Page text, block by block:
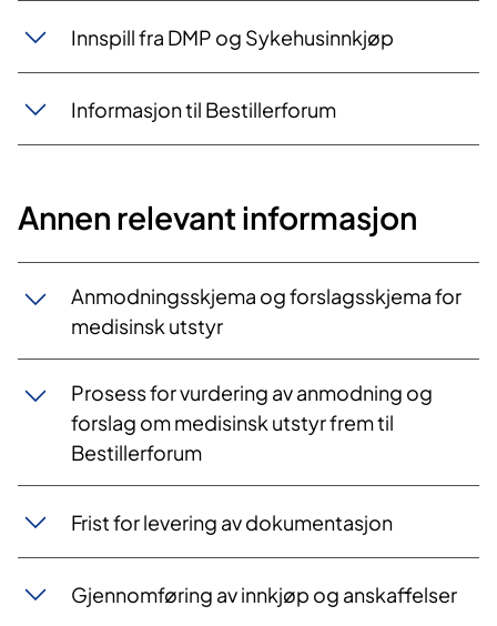
Innspill fra DMP og Sykehusinnkjøp
Informasjon til Bestillerforum
Annen relevant informasjon
Anmodningsskjema og forslagsskjema for
medisinsk utstyr
Prosess for vurdering av anmodning og
forslag om medisinsk utstyr frem til
Bestillerforum
Frist for levering av dokumentasjon
Gjennomføring av innkjøp og anskaffelser